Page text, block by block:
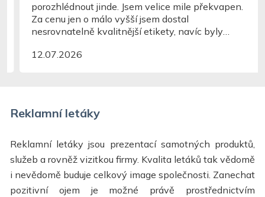
porozhlédnout jinde. Jsem velice mile překvapen.
Za cenu jen o málo vyšší jsem dostal
nesrovnatelně kvalitnější etikety, navíc byly
12.07.2026
Reklamní letáky
Reklamní letáky jsou prezentací samotných produktů,
služeb a rovněž vizitkou firmy. Kvalita letáků tak vědomě
i nevědomě buduje celkový image společnosti. Zanechat
pozitivní ojem je možné právě prostřednictvím